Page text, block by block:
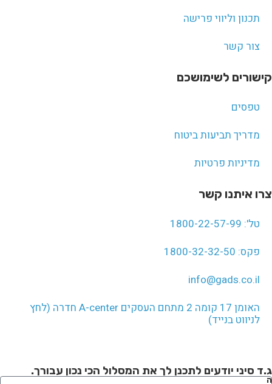
תכנון וליווי פרישה
צור קשר
קישורים לשימושכם
טפסים
מדריך תביעות ביטוח
מדיניות פרטיות
צרו איתנו קשר
טל': 1800-22-57-99
פקס: 1800-32-32-50
info@gads.co.il
האומן 17 קומה 2 מתחם העסקים A-center חדרה (לחץ
לניווט בנייד)
ג.ד סיני יודעים לתכנן לך את המסלול הכי נכון עבורך.
ה